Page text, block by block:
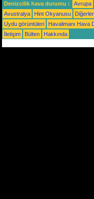
Denizcilik hava durumu : Avrupa
Avustralya
Hint Okyanusu
Uydu görüntüleri
Havalimanı Hava
İletişim
Bülten Hakkında